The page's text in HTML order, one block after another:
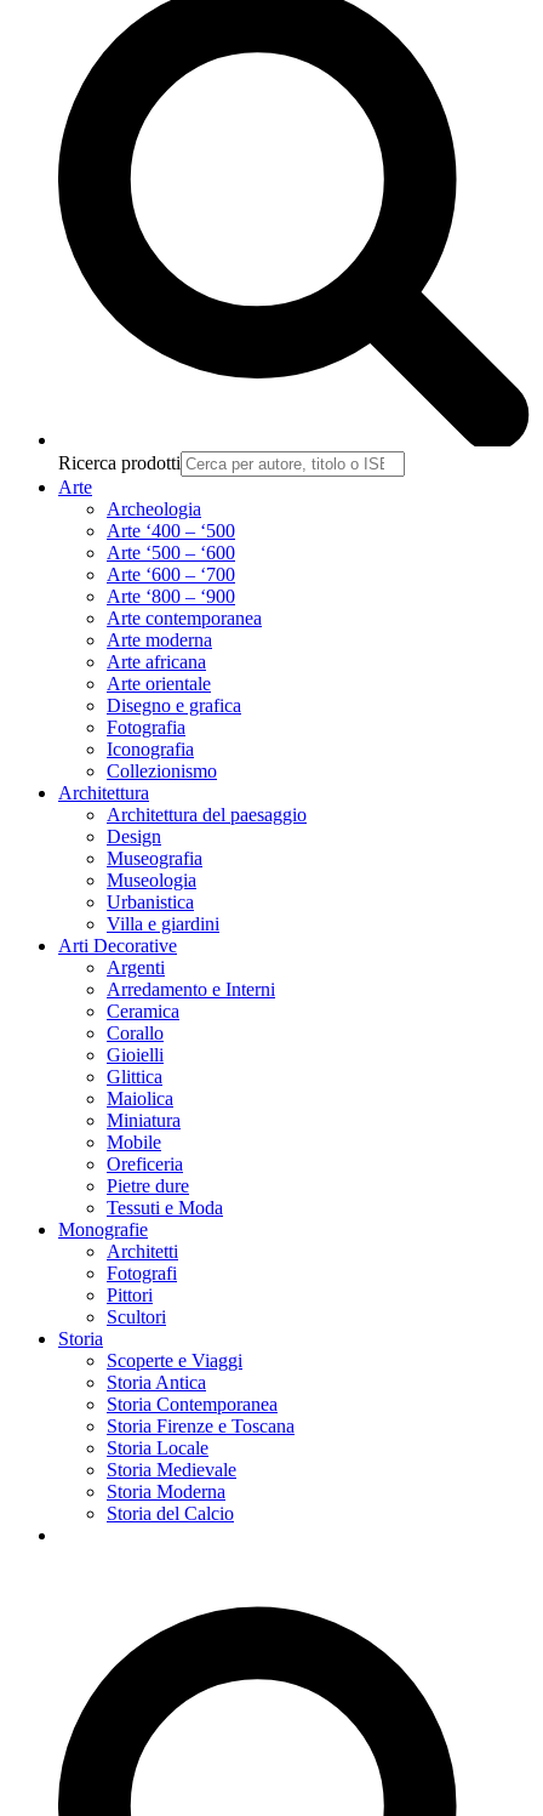
Ricerca prodotti
Arte
Archeologia
Arte ‘400 – ‘500
Arte ‘500 – ‘600
Arte ‘600 – ‘700
Arte ‘800 – ‘900
Arte contemporanea
Arte moderna
Arte africana
Arte orientale
Disegno e grafica
Fotografia
Iconografia
Collezionismo
Architettura
Architettura del paesaggio
Design
Museografia
Museologia
Urbanistica
Villa e giardini
Arti Decorative
Argenti
Arredamento e Interni
Ceramica
Corallo
Gioielli
Glittica
Maiolica
Miniatura
Mobile
Oreficeria
Pietre dure
Tessuti e Moda
Monografie
Architetti
Fotografi
Pittori
Scultori
Storia
Scoperte e Viaggi
Storia Antica
Storia Contemporanea
Storia Firenze e Toscana
Storia Locale
Storia Medievale
Storia Moderna
Storia del Calcio